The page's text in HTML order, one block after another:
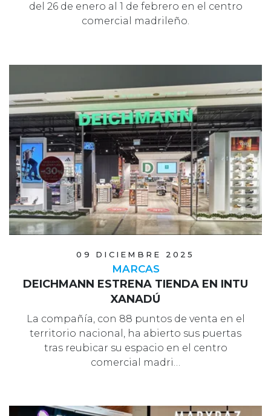
del 26 de enero al 1 de febrero en el centro
comercial madrileño.
09 DICIEMBRE 2025
MARCAS
DEICHMANN ESTRENA TIENDA EN INTU
XANADÚ
La compañía, con 88 puntos de venta en el
territorio nacional, ha abierto sus puertas
tras reubicar su espacio en el centro
comercial madri…